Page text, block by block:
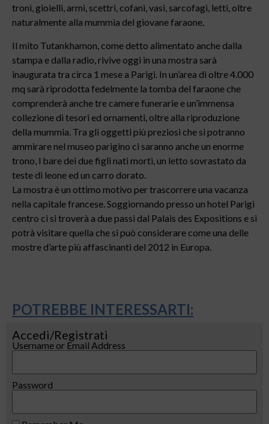
troni, gioielli, armi, scettri, cofani, vasi, sarcofagi, letti, oltre
naturalmente alla mummia del giovane faraone.
Il mito Tutankhamon, come detto alimentato anche dalla
stampa e dalla radio, rivive oggi in una mostra sarà
inaugurata tra circa 1 mese a Parigi. In un’area di oltre 4.000
mq sarà riprodotta fedelmente la tomba del faraone che
comprenderà anche tre camere funerarie e un’immensa
collezione di tesori ed ornamenti, oltre alla riproduzione
della mummia. Tra gli oggetti più preziosi che si potranno
ammirare nel museo parigino ci saranno anche un enorme
trono, l bare dei due figli nati morti, un letto sovrastato da
teste di leone ed un carro dorato.
La mostra è un ottimo motivo per trascorrere una vacanza
nella capitale francese. Soggiornando presso un hotel Parigi
centro ci si troverà a due passi dal Palais des Expositions e si
potrà visitare quella che si può considerare come una delle
mostre d’arte più affascinanti del 2012 in Europa.
POTREBBE INTERESSARTI:
Accedi/Registrati
Username or Email Address
Password